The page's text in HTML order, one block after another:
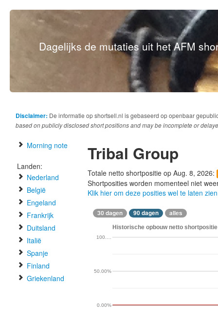
Dagelijks de mutaties uit het AFM
Disclaimer: De informatie op shortsell.nl is gebaseerd op openbaar
based on publicly disclosed short positions and may be incomplete or
Morning note
Landen:
Nederland
België
Engeland
Frankrijk
Duitsland
Italië
Spanje
Finland
Griekenland
Tribal Group
Totale netto shortpositie op Aug. 8, 2026:
Shortposities worden momenteel niet
Klik hier om deze posities wel te laten zien
30 dagen 90 dagen alles
Historische opbouw netto
0.00%
50.00%
100.…